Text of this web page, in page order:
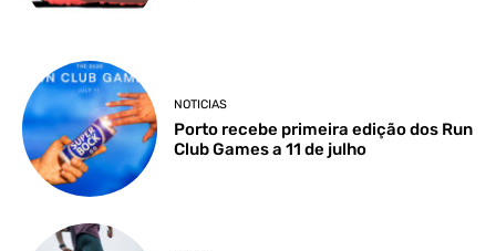
NOTICIAS
Porto recebe primeira edição dos Run
Club Games a 11 de julho